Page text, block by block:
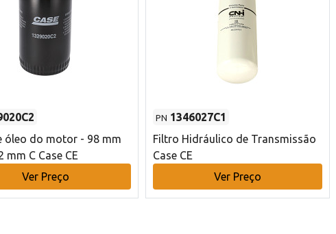
óleo do motor - 98 mm
mm C Case CE
Ver Preço
PN 1346027C1
Filtro Hidráulico de Transmissão
Case CE
Ver Preço